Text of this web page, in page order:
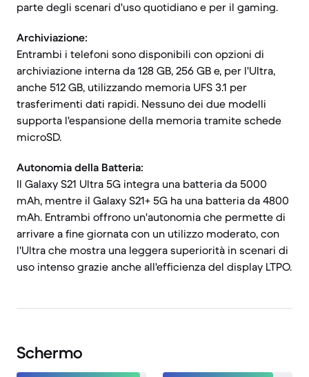
parte degli scenari d'uso quotidiano e per il gaming.
Archiviazione:
Entrambi i telefoni sono disponibili con opzioni di
archiviazione interna da 128 GB, 256 GB e, per l'Ultra,
anche 512 GB, utilizzando memoria UFS 3.1 per
trasferimenti dati rapidi. Nessuno dei due modelli
supporta l'espansione della memoria tramite schede
microSD.
Autonomia della Batteria:
Il Galaxy S21 Ultra 5G integra una batteria da 5000
mAh, mentre il Galaxy S21+ 5G ha una batteria da 4800
mAh. Entrambi offrono un'autonomia che permette di
arrivare a fine giornata con un utilizzo moderato, con
l'Ultra che mostra una leggera superiorità in scenari di
uso intenso grazie anche all'efficienza del display LTPO.
Schermo